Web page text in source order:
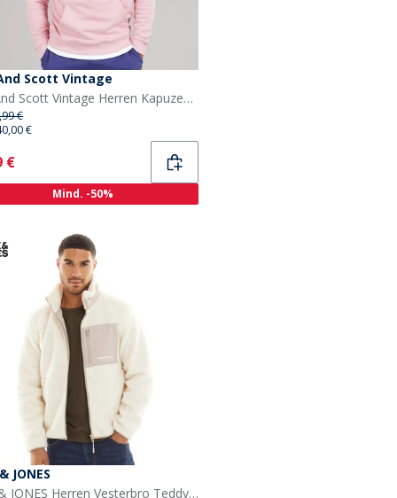
Scott Vintage
Lyle And Scott Vintage Herren Kapuzenpullover X574 Pink Light
€
€
€
Mind. -50%
JONES
JACK & JONES Herren Vesterbro Teddy Jacke Atmosphäre